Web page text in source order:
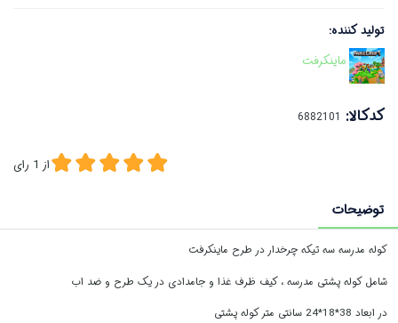
تولید کننده:
ماینکرفت
کدکالا:
از 1 رای
توضیحات
کوله مدرسه سه تیکه چرخدار در طرح ماینکرفت
شامل کوله پشتی مدرسه ، کیف ظرف غذا و جامدادی در یک طرح و ضد اب
در ابعاد 38*18*24 سانتی متر کوله پشتی